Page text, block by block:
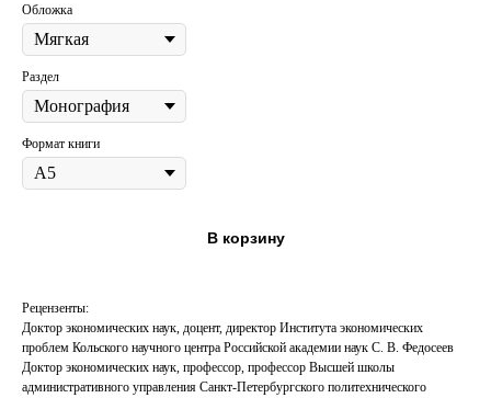
Обложка
Раздел
Формат книги
В корзину
Рецензенты:
Доктор экономических наук, доцент, директор Института экономических
проблем Кольского научного центра Российской академии наук С. В. Федосеев
Доктор экономических наук, профессор, профессор Высшей школы
административного управления Санкт-Петербургского политехнического